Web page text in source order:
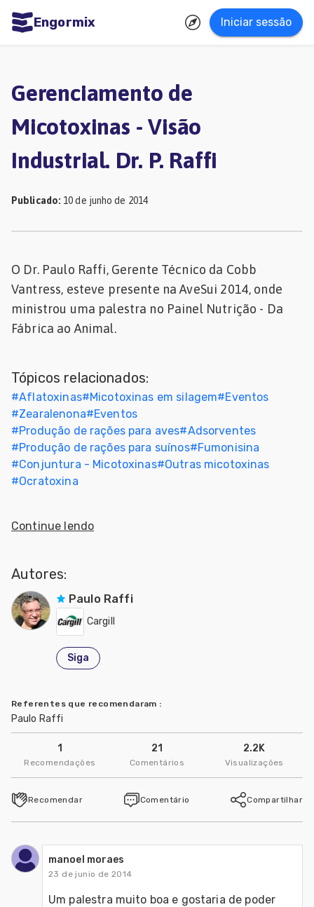
Engormix Iniciar sessão
Micotoxinas
Avicultura
Suinocultura
de
corte
de
leite
Gerenciamento de
Micotoxinas - Visão
Industrial. Dr. P. Raffi
Publicado: 10 de junho de 2014
O Dr. Paulo Raffi, Gerente Técnico da Cobb
Vantress, esteve presente na AveSui 2014, onde
ministrou uma palestra no Painel Nutrição - Da
Fábrica ao Animal.
Tópicos relacionados:
#Aflatoxinas#Micotoxinas em silagem#Eventos
#Zearalenona#Eventos
#Produção de rações para aves#Adsorventes
#Produção de rações para suínos#Fumonisina
#Conjuntura - Micotoxinas#Outras micotoxinas
#Ocratoxina
Continue lendo
Autores:
Paulo Raffi
Cargill
Siga
Referentes que recomendaram :
Paulo Raffi
1
Recomendações
21
Comentários
2.2K
Visualizações
Recomendar Comentário Compartilhar
manoel moraes
23 de junio de 2014
Um palestra muito boa e gostaria de poder